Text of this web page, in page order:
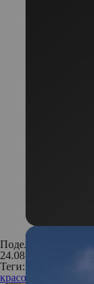
Поделиться:
24.08.2016
Теги:
красота